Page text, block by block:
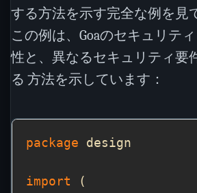
する方法を示す完全な例を見
この例は、Goaのセキュリテ
性と、異なるセキュリティ要
る 方法を示しています：
package
import